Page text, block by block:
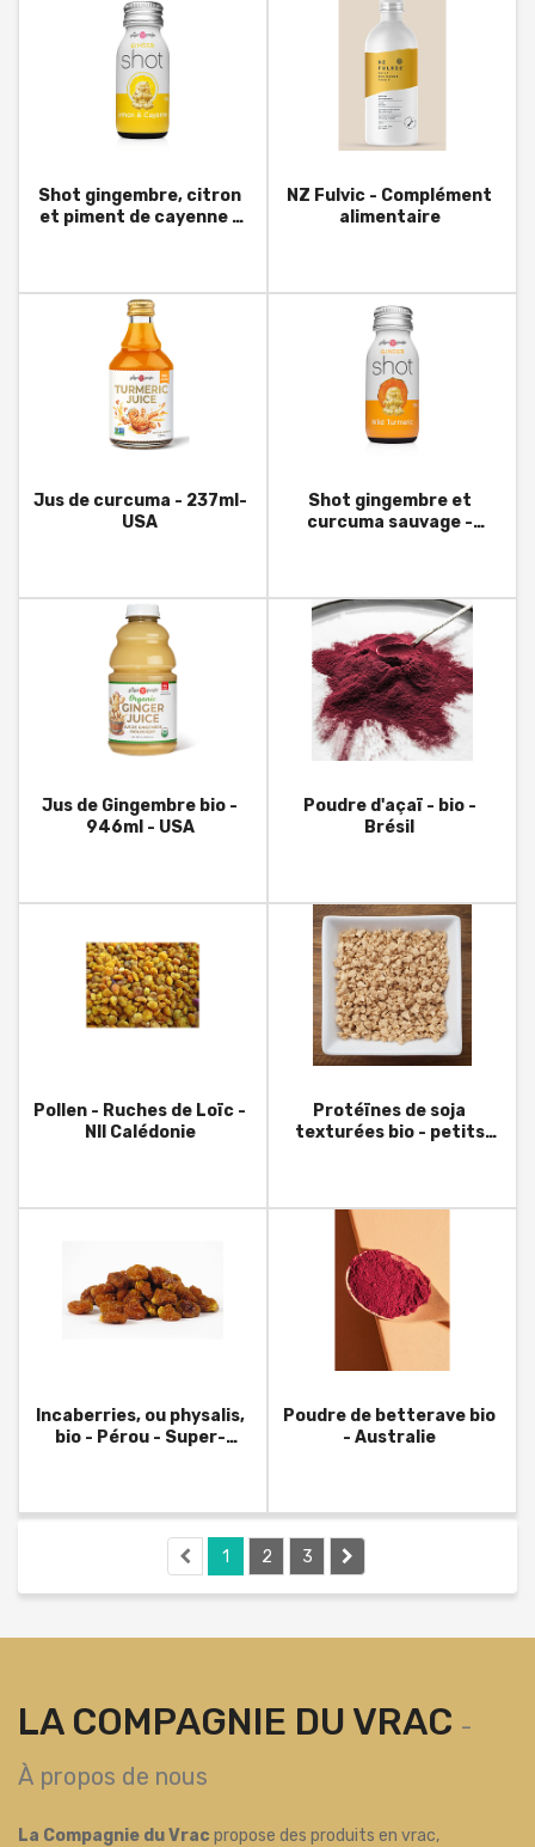
Shot gingembre, citron
et piment de cayenne -
NZ Fulvic - Complément
alimentaire
Jus de curcuma - 237ml-
USA
Shot gingembre et
curcuma sauvage -
Jus de Gingembre bio -
946ml - USA
Poudre d'açaï - bio -
Brésil
Pollen - Ruches de Loïc -
Nll Calédonie
Protéïnes de soja
texturées bio - petits
Incaberries, ou physalis,
bio - Pérou - Super-
Poudre de betterave bio
- Australie
1 2 3
LA COMPAGNIE DU VRAC -
À propos de nous
La Compagnie du Vrac propose des produits en vrac,